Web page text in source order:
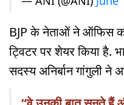
BJP के नेताओं ने ऑफिस
ट्विटर पर शेयर किया है.
सदस्य अनिर्बान गांगुली ने